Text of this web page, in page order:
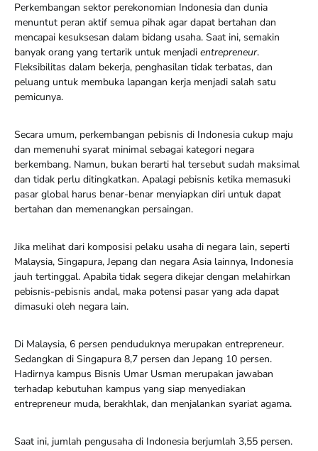
Perkembangan sektor perekonomian Indonesia dan dunia
menuntut peran aktif semua pihak agar dapat bertahan dan
mencapai kesuksesan dalam bidang usaha. Saat ini, semakin
banyak orang yang tertarik untuk menjadi entrepreneur.
Fleksibilitas dalam bekerja, penghasilan tidak terbatas, dan
peluang untuk membuka lapangan kerja menjadi salah satu
pemicunya.
Secara umum, perkembangan pebisnis di Indonesia cukup maju
dan memenuhi syarat minimal sebagai kategori negara
berkembang. Namun, bukan berarti hal tersebut sudah maksimal
dan tidak perlu ditingkatkan. Apalagi pebisnis ketika memasuki
pasar global harus benar-benar menyiapkan diri untuk dapat
bertahan dan memenangkan persaingan.
Jika melihat dari komposisi pelaku usaha di negara lain, seperti
Malaysia, Singapura, Jepang dan negara Asia lainnya, Indonesia
jauh tertinggal. Apabila tidak segera dikejar dengan melahirkan
pebisnis-pebisnis andal, maka potensi pasar yang ada dapat
dimasuki oleh negara lain.
Di Malaysia, 6 persen penduduknya merupakan entrepreneur.
Sedangkan di Singapura 8,7 persen dan Jepang 10 persen.
Hadirnya kampus Bisnis Umar Usman merupakan jawaban
terhadap kebutuhan kampus yang siap menyediakan
entrepreneur muda, berakhlak, dan menjalankan syariat agama.
Saat ini, jumlah pengusaha di Indonesia berjumlah 3,55 persen.